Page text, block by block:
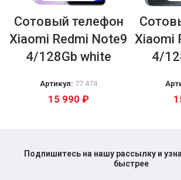
Сотовый телефон
Xiaomi Redmi Note9
4/128Gb white
Артикул: 77 474
15 990 ₽
Xiaomi
4/
Подпишитесь на нашу рассылку и
быстрее​